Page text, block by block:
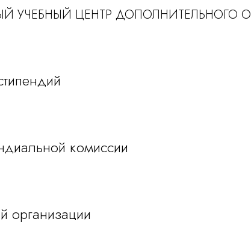
УЧЕБНЫЙ ЦЕНТР ДОПОЛНИТЕЛЬНОГО
комиссии
организации